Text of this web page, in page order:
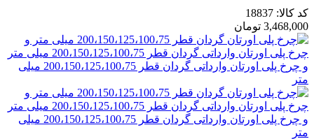
کد کالا: 18837
3,468,000 تومان